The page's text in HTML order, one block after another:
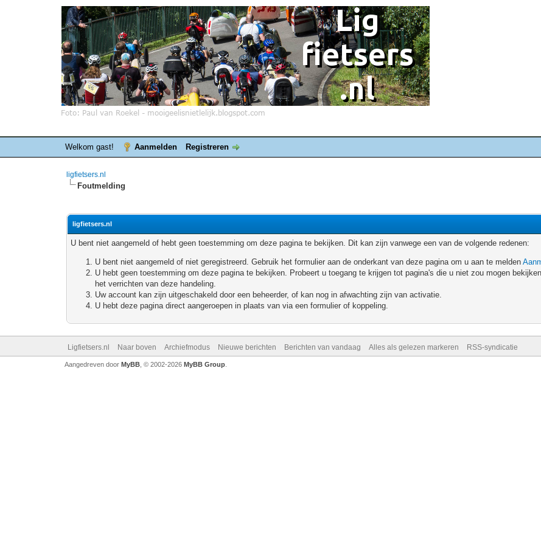
Welkom gast! Aanmelden Registreren
ligfietsers.nl
Foutmelding
ligfietsers.nl
U bent niet aangemeld of hebt geen toestemming om deze pagina te bekijken. Dit kan zijn vanwege een van de volgende redenen:
U bent niet aangemeld of niet geregistreerd. Gebruik het formulier aan de onderkant van deze pagina om u aan te melden
U hebt geen toestemming om deze pagina te bekijken. Probeert u toegang te krijgen tot pagina's die u niet zou mogen
het verrichten van deze handeling.
Uw account kan zijn uitgeschakeld door een beheerder, of kan nog in afwachting zijn van activatie.
U hebt deze pagina direct aangeroepen in plaats van via een formulier of koppeling.
Ligfietsers.nl Naar boven Archiefmodus Nieuwe berichten Berichten van vandaag Alles als gelezen markeren RSS-syndicatie
Aangedreven door MyBB, © 2002-2026 MyBB Group.